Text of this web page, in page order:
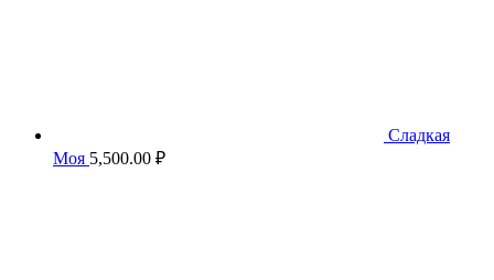
Сладкая
Моя 5,500.00 ₽